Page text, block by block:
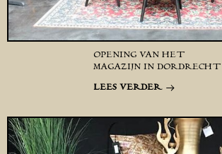
OPENING VAN HET
MAGAZIJN IN DORDRECHT
LEES VERDER